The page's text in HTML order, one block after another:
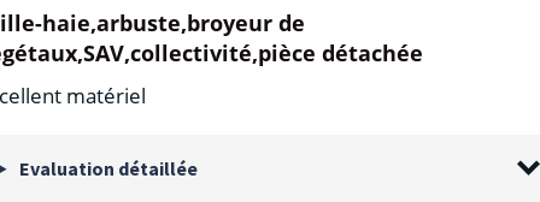
haie,arbuste,broyeur de
détachée
matériel
Evaluation détaillée